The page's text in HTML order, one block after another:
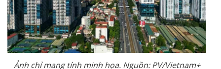
Ảnh chỉ mang tính minh họa. Nguồn: PV/Vietnam+